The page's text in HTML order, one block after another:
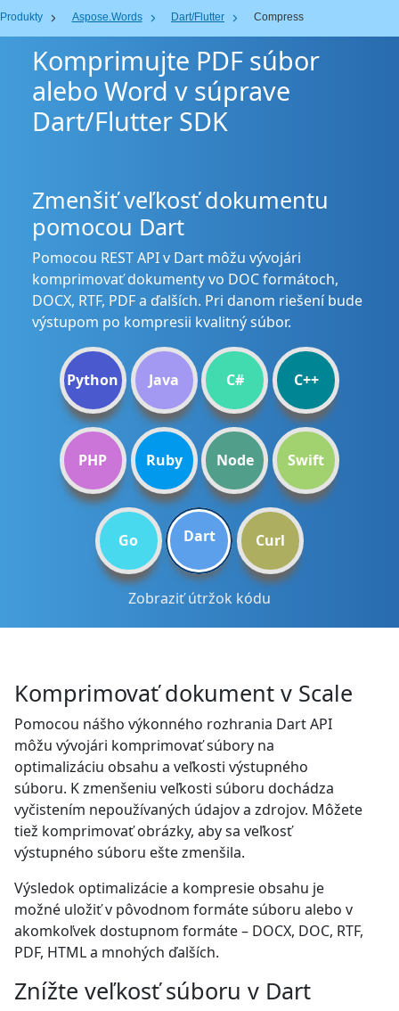
Produkty Aspose.Words Dart/Flutter Compress
Komprimujte PDF súbor
alebo Word v súprave
Dart/Flutter SDK
Zmenšiť veľkosť dokumentu
pomocou Dart
Pomocou REST API v Dart môžu vývojári
komprimovať dokumenty vo DOC formátoch,
DOCX, RTF, PDF a ďalších. Pri danom riešení bude
výstupom po kompresii kvalitný súbor.
Python Java C# C++
PHP Ruby Node Swift
Go Dart Curl
Zobraziť útržok kódu
Komprimovať dokument v Scale
Pomocou nášho výkonného rozhrania Dart API
môžu vývojári komprimovať súbory na
optimalizáciu obsahu a veľkosti výstupného
súboru. K zmenšeniu veľkosti súboru dochádza
vyčistením nepoužívaných údajov a zdrojov. Môžete
tiež komprimovať obrázky, aby sa veľkosť
výstupného súboru ešte zmenšila.
Výsledok optimalizácie a kompresie obsahu je
možné uložiť v pôvodnom formáte súboru alebo v
akomkoľvek dostupnom formáte – DOCX, DOC, RTF,
PDF, HTML a mnohých ďalších.
Znížte veľkosť súboru v Dart